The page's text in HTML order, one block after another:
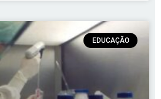
EDUCAÇÃO